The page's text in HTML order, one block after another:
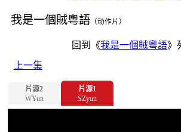
我是一個賊粵語 （动作片）
回到《我是一個賊粵語》
上一集
片源2
WYun
片源1
SZyun